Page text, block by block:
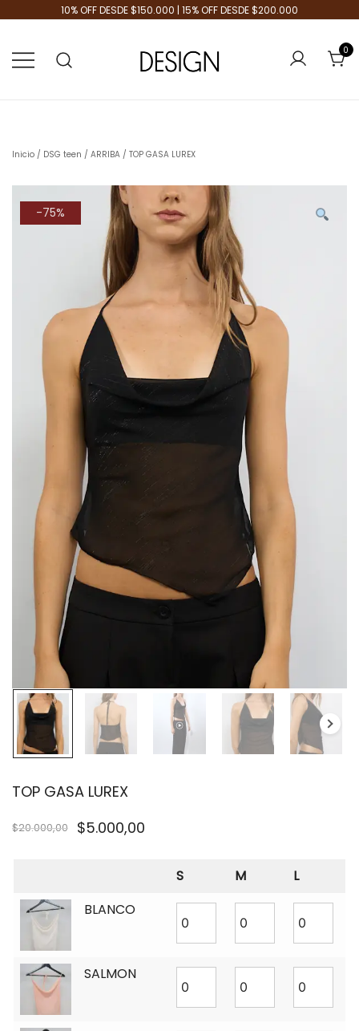
10% OFF DESDE $150.000 | 15% OFF DESDE $200.000
0
Inicio / DSG teen / ARRIBA / TOP GASA LUREX
-75%
TOP GASA LUREX
$20.000,00 $5.000,00
S M
L
BLANCO
SALMON